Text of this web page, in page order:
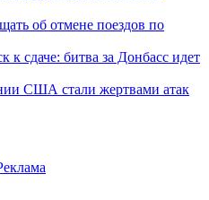
об отмене поездов по
к сдаче: битва за Донбасс идет
США стали жертвами атак